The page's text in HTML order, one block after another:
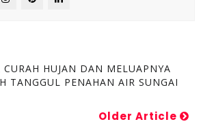
HUJAN DAN MELUAPNYA
TANGGUL PENAHAN AIR SUNGAI
Older Article